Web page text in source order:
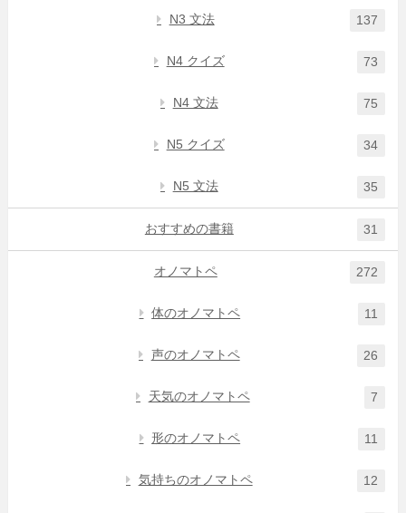
N3 文法 137
N4 クイズ 73
N4 文法 75
N5 クイズ 34
N5 文法 35
おすすめの書籍 31
オノマトペ 272
体のオノマトペ 11
声のオノマトペ 26
天気のオノマトペ 7
形のオノマトペ 11
気持ちのオノマトペ 12